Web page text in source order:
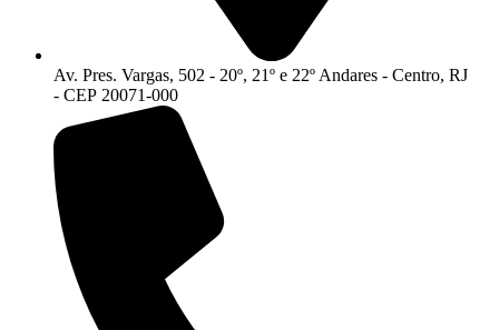
Av. Pres. Vargas, 502 - 20º, 21º e 22º Andares - Centro, RJ
- CEP 20071-000